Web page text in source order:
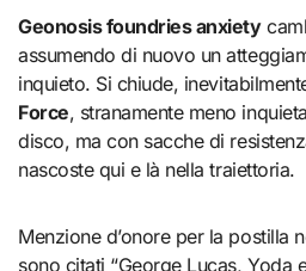
Geonosis foundries anxiety
assumendo di nuovo un
inquieto. Si chiude,
Force, stranamente meno
disco, ma con sacche di
nascoste qui e là nella traiettoria.
Menzione d’onore per la postilla
sono citati “George Lucas, Yoda